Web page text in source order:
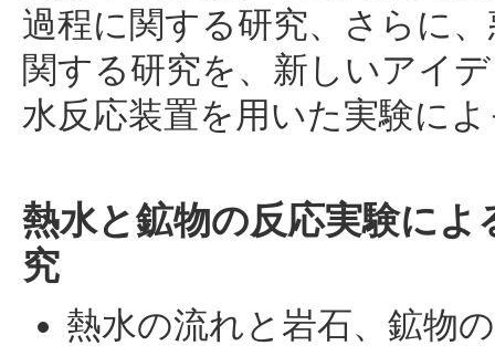
過程に関する研究、さらに
関する研究を、新しいアイ
水反応装置を用いた実験に
熱水と鉱物の反応実験に
究
熱水の流れと岩石、鉱物